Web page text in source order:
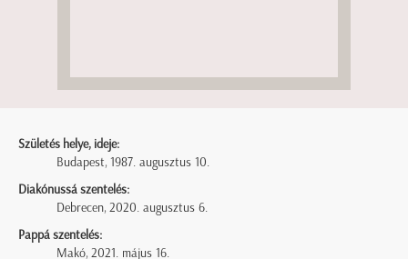
Születés helye, ideje:
Budapest, 1987. augusztus 10.
Diakónussá szentelés:
Debrecen, 2020. augusztus 6.
Pappá szentelés:
Makó, 2021. május 16.